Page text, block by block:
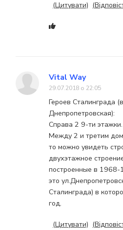
(Цитувати)
Vital Way
29.07.2018 о 22:05
Героев Сталинграда
Днепропетровская):
Справа 2 9-ти
Между 2 и третим
то можно увидеть
двухэтажное
построенные в 1968-
это
Сталинграда) в
год.
(Цитувати)